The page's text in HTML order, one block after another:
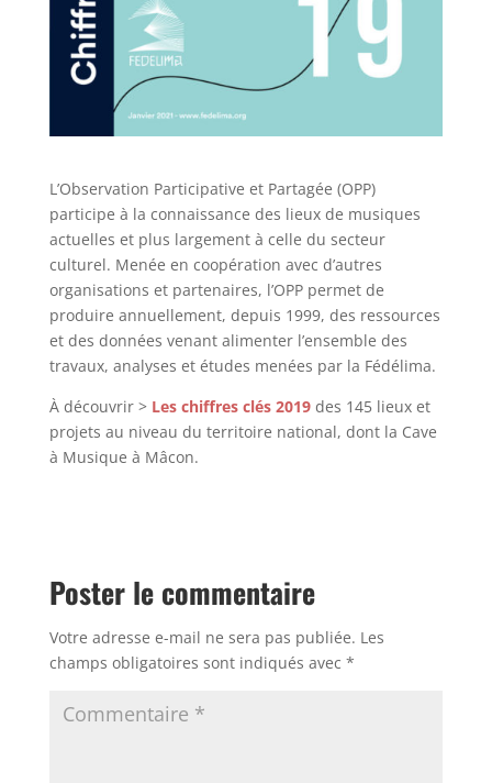
L’Observation Participative et Partagée (OPP)
participe à la connaissance des lieux de musiques
actuelles et plus largement à celle du secteur
culturel. Menée en coopération avec d’autres
organisations et partenaires, l’OPP permet de
produire annuellement, depuis 1999, des ressources
et des données venant alimenter l’ensemble des
travaux, analyses et études menées par la Fédélima.
À découvrir > Les chiffres clés 2019des 145 lieux et
projets au niveau du territoire national, dont la Cave
à Musique à Mâcon.
Poster le commentaire
Votre adresse e-mail ne sera pas publiée. Les
champs obligatoires sont indiqués avec *